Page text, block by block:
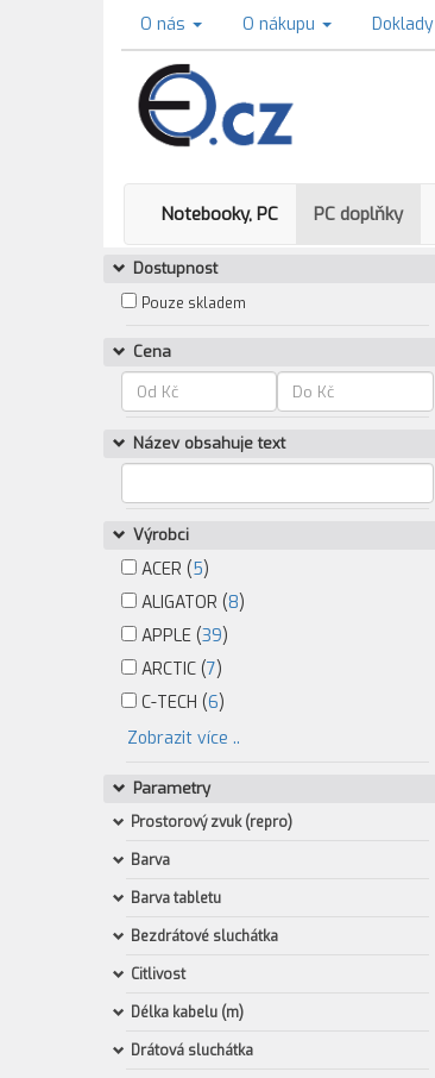
O nás O nákupu Doklady
Notebooky, PC PC doplňky
Dostupnost
Pouze skladem
Cena
Název obsahuje text
Výrobci
ACER (5)
ALIGATOR (8)
APPLE (39)
ARCTIC (7)
C-TECH (6)
Zobrazit více ..
Parametry
Prostorový zvuk (repro)
Barva
Barva tabletu
Bezdrátové sluchátka
Citlivost
Délka kabelu (m)
Drátová sluchátka